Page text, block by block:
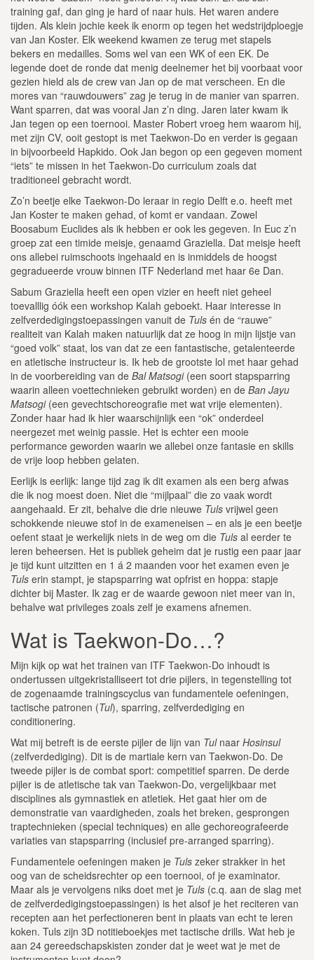
training gaf, dan ging je hard of naar huis. Het waren andere
tijden. Als klein jochie keek ik enorm op tegen het wedstrijdploegje
van Jan Koster. Elk weekend kwamen ze terug met stapels
bekers en medailles. Soms wel van een WK of een EK. De
legende doet de ronde dat menig deelnemer het bij voorbaat voor
gezien hield als de crew van Jan op de mat verscheen. En die
mores van “rauwdouwers” zag je terug in de manier van sparren.
Want sparren, dat was vooral Jan z’n ding. Jaren later kwam ik
Jan tegen op een toernooi. Master Robert vroeg hem waarom hij,
met zijn CV, ooit gestopt is met Taekwon-Do en verder is gegaan
in bijvoorbeeld Hapkido. Ook Jan begon op een gegeven moment
“iets” te missen in het Taekwon-Do curriculum zoals dat
traditioneel gebracht wordt.
Zo’n beetje elke Taekwon-Do leraar in regio Delft e.o. heeft met
Jan Koster te maken gehad, of komt er vandaan. Zowel
Boosabum Euclides als ik hebben er ook les gegeven. In Euc z’n
groep zat een timide meisje, genaamd Graziella. Dat meisje heeft
ons allebei ruimschoots ingehaald en is inmiddels de hoogst
gegradueerde vrouw binnen ITF Nederland met haar 6e Dan.
Sabum Graziella heeft een open vizier en heeft niet geheel
toevalllig óók een workshop Kalah geboekt. Haar interesse in
zelfverdedigingstoepassingen vanuit de Tuls én de “rauwe”
realiteit van Kalah maken natuurlijk dat ze hoog in mijn lijstje van
“goed volk” staat, los van dat ze een fantastische, getalenteerde
en atletische instructeur is. Ik heb de grootste lol met haar gehad
in de voorbereiding van de Bal Matsogi(een soort stapsparring
waarin alleen voettechnieken gebruikt worden) en de Ban Jayu
Matsogi(een gevechtschoreografie met wat vrije elementen).
Zonder haar had ik hier waarschijnlijk een “ok” onderdeel
neergezet met weinig passie. Het is echter een mooie
performance geworden waarin we allebei onze fantasie en skills
de vrije loop hebben gelaten.
Eerlijk is eerlijk: lange tijd zag ik dit examen als een berg afwas
die ik nog moest doen. Niet die “mijlpaal” die zo vaak wordt
aangehaald. Er zit, behalve die drie nieuwe Tuls vrijwel geen
schokkende nieuwe stof in de exameneisen – en als je een beetje
oefent staat je werkelijk niets in de weg om die Tuls al eerder te
leren beheersen. Het is publiek geheim dat je rustig een paar jaar
je tijd kunt uitzitten en 1 á 2 maanden voor het examen even je
Tuls erin stampt, je stapsparring wat opfrist en hoppa: stapje
dichter bij Master. Ik zag er de waarde gewoon niet meer van in,
behalve wat privileges zoals zelf je examens afnemen.
Wat is Taekwon-Do…?
Mijn kijk op wat het trainen van ITF Taekwon-Do inhoudt is
ondertussen uitgekristalliseert tot drie pijlers, in tegenstelling tot
de zogenaamde trainingscyclus van fundamentele oefeningen,
tactische patronen (Tul), sparring, zelfverdediging en
conditionering.
Wat mij betreft is de eerste pijler de lijn van Tulnaar Hosinsul
(zelfverdediging). Dit is de martiale kern van Taekwon-Do. De
tweede pijler is de combat sport: competitief sparren. De derde
pijler is de atletische tak van Taekwon-Do, vergelijkbaar met
disciplines als gymnastiek en atletiek. Het gaat hier om de
demonstratie van vaardigheden, zoals het breken, gesprongen
traptechnieken (special techniques) en alle gechoreografeerde
variaties van stapsparring (inclusief pre-arranged sparring).
Fundamentele oefeningen maken je Tuls zeker strakker in het
oog van de scheidsrechter op een toernooi, of je examinator.
Maar als je vervolgens niks doet met je Tuls (c.q. aan de slag met
de zelfverdedigingstoepassingen) is het alsof je het reciteren van
recepten aan het perfectioneren bent in plaats van echt te leren
koken. Tuls zijn 3D notitieboekjes met tactische drills. Wat heb je
aan 24 gereedschapskisten zonder dat je weet wat je met de